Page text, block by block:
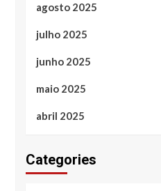
agosto 2025
julho 2025
junho 2025
maio 2025
abril 2025
Categories